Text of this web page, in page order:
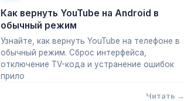
Как вернуть YouTube на Android в
обычный режим
Узнайте, как вернуть YouTube на телефоне в
обычный режим. Сброс интерфейса,
отключение TV-кода и устранение ошибок
прило
Читать →